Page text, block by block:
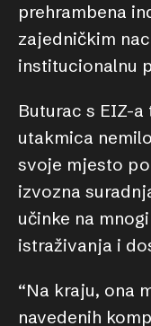
prehrambena
zajedničkim
institucionalnu
Buturac s EIZ-
utakmica
svoje mjesto
izvozna
učinke na
istraživanja i
“Na kraju, ona
navedenih